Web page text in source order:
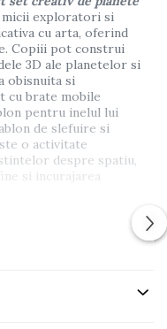
exploratori si
cu arta, oferind
Copiii pot construi
3D ale planetelor si
obisnuita si
cu brate mobile
pentru inelul lui
de slefuire si
o activitate
despre spatiu,
si incurajarea
fosforescenta,